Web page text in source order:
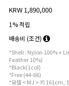
KRW 1,890,000
1% 적립
배송비 (조건)
*Shell : Nylon 100% +
Feather 10%)
*Black(1col)
*Free (44-66)
*모델 < MJ > 키 161cm,